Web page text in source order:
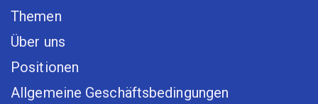
Themen
Über uns
Positionen
Allgemeine Geschäftsbedingungen